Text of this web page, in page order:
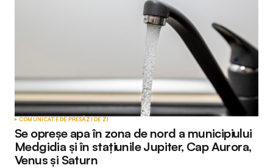
COMUNICATE DE PRESĂZI DE ZI
Se opreșe apa în zona de nord a municipiului
Medgidia și în stațiunile Jupiter, Cap Aurora,
Venus și Saturn